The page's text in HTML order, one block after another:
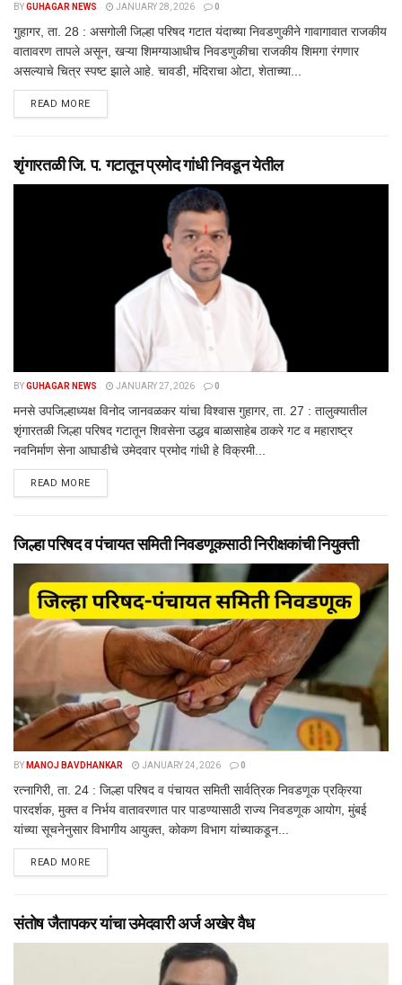
BYGUHAGAR NEWS JANUARY 28, 2026 0
गुहागर, ता. 28 : असगोली जिल्हा परिषद गटात यंदाच्या निवडणुकीने गावागावात राजकीय
वातावरण तापले असून, खऱ्या शिमग्याआधीच निवडणुकीचा राजकीय शिमगा रंगणार
असल्याचे चित्र स्पष्ट झाले आहे. चावडी, मंदिराचा ओटा, शेताच्या...
READ MOREDETAILS
शृंगारतळी जि. प. गटातून प्रमोद गांधी निवडून येतील
BYGUHAGAR NEWS JANUARY 27, 2026 0
मनसे उपजिल्हाध्यक्ष विनोद जानवळकर यांचा विश्वास गुहागर, ता. 27 : तालुक्यातील
शृंगारतळी जिल्हा परिषद गटातून शिवसेना उद्धव बाळासाहेब ठाकरे गट व महाराष्ट्र
नवनिर्माण सेना आघाडीचे उमेदवार प्रमोद गांधी हे विक्रमी...
READ MOREDETAILS
जिल्हा परिषद व पंचायत समिती निवडणूकसाठी निरीक्षकांची नियुक्ती
BY MANOJ BAVDHANKAR JANUARY 24, 2026 0
रत्नागिरी, ता. 24 : जिल्हा परिषद व पंचायत समिती सार्वत्रिक निवडणूक प्रक्रिया
पारदर्शक, मुक्त व निर्भय वातावरणात पार पाडण्यासाठी राज्य निवडणूक आयोग, मुंबई
यांच्या सूचनेनुसार विभागीय आयुक्त, कोकण विभाग यांच्याकडून...
READ MOREDETAILS
संतोष जैतापकर यांचा उमेदवारी अर्ज अखेर वैध